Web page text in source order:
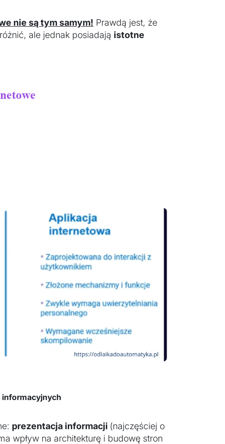
nie są tym samym! Prawdą jest, że
ale jednak posiadają istotne
informacyjnych
prezentacja informacji (najczęściej o
wpływ na architekturę i budowę stron